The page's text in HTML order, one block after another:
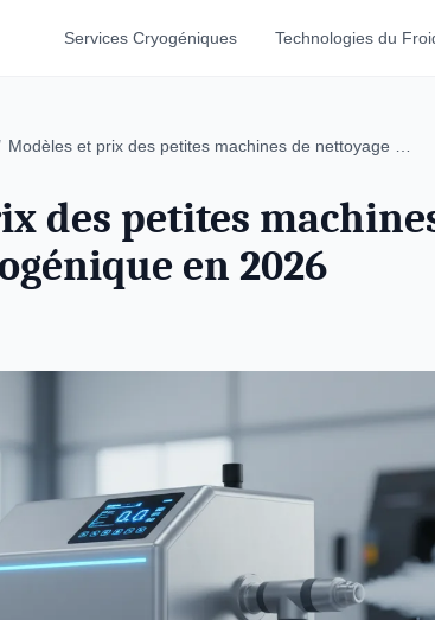
Services Cryogéniques Technologies du
Modèles et prix des petites machines de nettoyage …
des petites
en 2026